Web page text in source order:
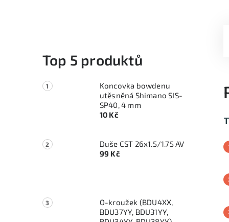
Top 5 produktů
Koncovka bowdenu
utěsněná Shimano SIS-
SP40, 4 mm
10 Kč
Duše CST 26x1.5/1.75 AV
99 Kč
O-kroužek (BDU4XX,
BDU37YY, BDU31YY,